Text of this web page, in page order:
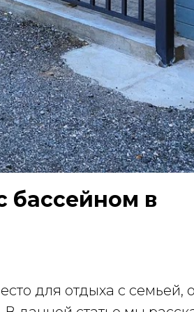
бассейном в
для отдыха с семьей,